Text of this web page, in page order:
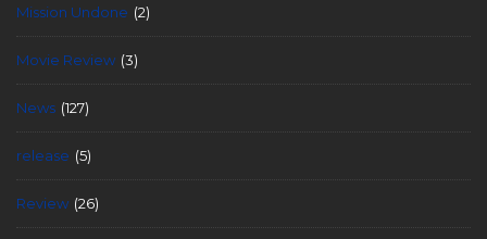
Mission Undone (2)
Movie Review (3)
News (127)
release (5)
Review (26)